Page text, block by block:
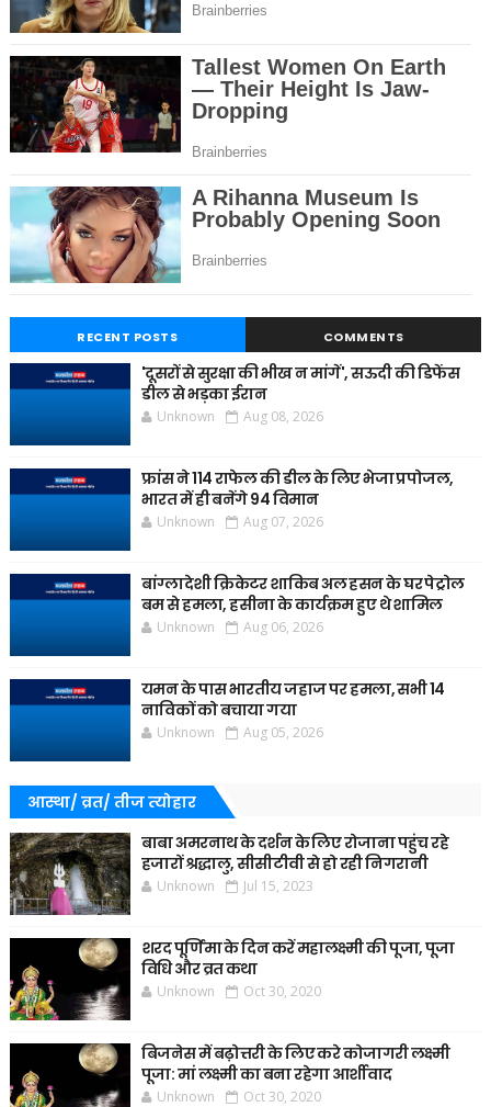
RECENT POSTS COMMENTS
'दूसरों से सुरक्षा की भीख न मांगें', सऊदी की डिफेंस
डील से भड़का ईरान
Unknown Aug 08, 2026
फ्रांस ने 114 राफेल की डील के लिए भेजा प्रपोजल,
भारत में ही बनेंगे 94 विमान
Unknown Aug 07, 2026
बांग्लादेशी क्रिकेटर शाकिब अल हसन के घर पेट्रोल
बम से हमला, हसीना के कार्यक्रम हुए थे शामिल
Unknown Aug 06, 2026
यमन के पास भारतीय जहाज पर हमला, सभी 14
नाविकों को बचाया गया
Unknown Aug 05, 2026
आस्था/ व्रत/ तीज त्‍योहार
बाबा अमरनाथ के दर्शन के लिए रोजाना पहुंच रहे
हजारों श्रद्धालु, सीसीटीवी से हो रही निगरानी
Unknown Jul 15, 2023
शरद पूर्णिमा के दिन करें महालक्ष्मी की पूजा, पूजा
विधि और व्रत कथा
Unknown Oct 30, 2020
बिजनेस में बढ़ोत्तरी के लिए करे कोजागरी लक्ष्मी
पूजा: मां लक्ष्मी का बना रहेगा आर्शीवाद
Unknown Oct 30, 2020